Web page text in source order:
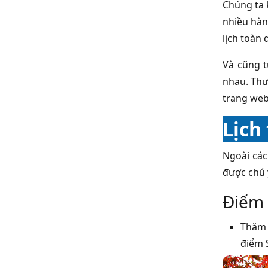
Chúng ta
nhiều
lịch toàn
Và cũng
nhau.
trang
Ngoài
được
Điểm
điểm